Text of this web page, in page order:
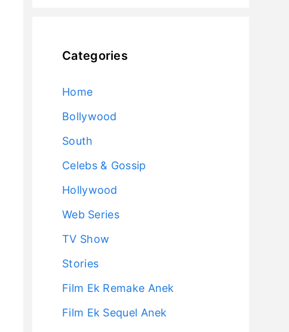
Categories
Home
Bollywood
South
Celebs & Gossip
Hollywood
Web Series
TV Show
Stories
Film Ek Remake Anek
Film Ek Sequel Anek